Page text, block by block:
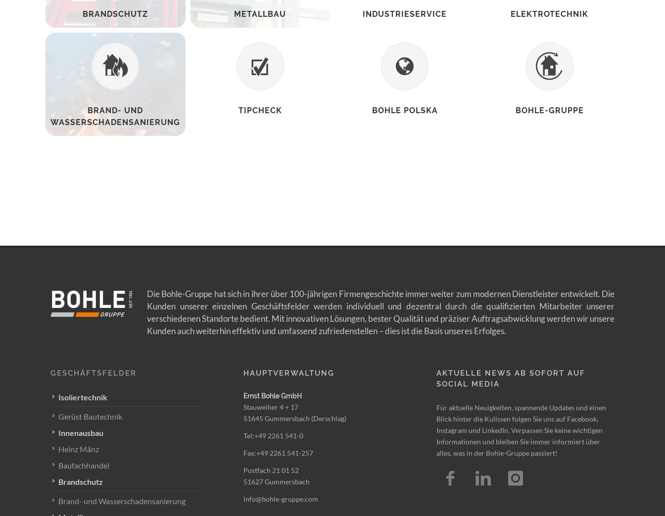
BRANDSCHUTZ METALLBAU INDUSTRIESERVICE ELEKTROTECHNIK
BRAND- UND
WASSERSCHADENSANIERUNG
TIPCHECK BOHLE POLSKA BOHLE-GRUPPE
Die Bohle-Gruppe hat sich in ihrer über 100-jährigen Firmengeschichte immer weiter zum modernen Dienstleister entwickelt. Die
Kunden unserer einzelnen Geschäftsfelder werden individuell und dezentral durch die qualifizierten Mitarbeiter unserer
verschiedenen Standorte bedient. Mit innovativen Lösungen, bester Qualität und präziser Auftragsabwicklung werden wir unsere
Kunden auch weiterhin effektiv und umfassend zufriedenstellen – dies ist die Basis unseres Erfolges.
GESCHÄFTSFELDER
Isoliertechnik
Gerüst Bautechnik
Innenausbau
Heinz Mänz
Baufachhandel
Brandschutz
Brand- und Wasserschadensanierung
HAUPTVERWALTUNG
Ernst Bohle GmbH
Stauweiher 4 + 17
51645 Gummersbach (Derschlag)
Tel:+49 2261 541-0
Fax:+49 2261 541-257
Postfach 21 01 52
51627 Gummersbach
info@bohle-gruppe.com
AKTUELLE NEWS AB SOFORT AUF
SOCIAL MEDIA
Für aktuelle Neuigkeiten, spannende Updates und einen
Blick hinter die Kulissen folgen Sie uns auf Facebook,
Instagram und LinkedIn. Verpassen Sie keine wichtigen
Informationen und bleiben Sie immer informiert über
alles, was in der Bohle-Gruppe passiert!